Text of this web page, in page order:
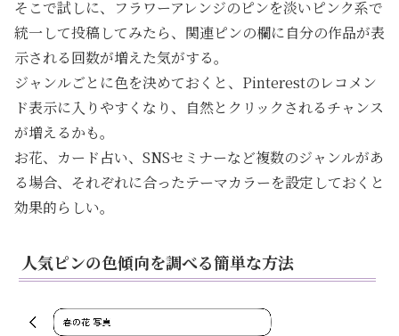
そこで試しに、フラワーアレンジのピンを淡いピンク系で
統一して投稿してみたら、関連ピンの欄に自分の作品が表
示される回数が増えた気がする。
ジャンルごとに色を決めておくと、Pinterestのレコメン
ド表示に入りやすくなり、自然とクリックされるチャンス
が増えるかも。
お花、カード占い、SNSセミナーなど複数のジャンルがあ
る場合、それぞれに合ったテーマカラーを設定しておくと
効果的らしい。
人気ピンの色傾向を調べる簡単な方法